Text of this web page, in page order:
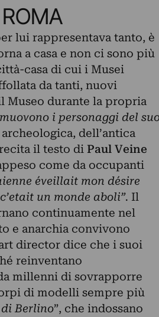
lui rappresentava tanto, è
a casa e non ci sono più
casa di cui i Musei
da tanti, nuovi
Museo durante la propria
i personaggi del
dell’antica
il testo di Paul Veine
come da occupanti
éveillait mon désire
un monde aboli”. Il
continuamente nel
e anarchia convivono
director dice che i suoi
reinventano
millenni di sovrapporre
di modelli sempre più
Berlino”, che indossano